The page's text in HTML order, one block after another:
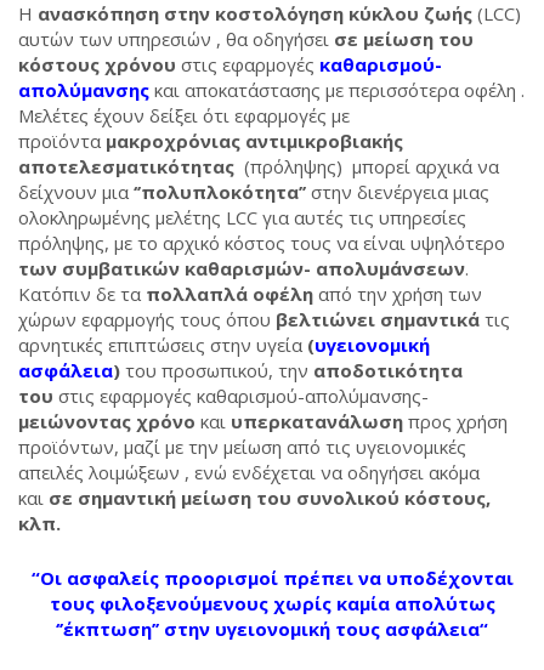
Η ανασκόπηση στην κοστολόγηση κύκλου ζωής (LCC)
αυτών των υπηρεσιών , θα οδηγήσει σε μείωση του
κόστους χρόνου στις εφαρμογές καθαρισμού-
απολύμανσης και αποκατάστασης με περισσότερα οφέλη .
Μελέτες έχουν δείξει ότι εφαρμογές με
προϊόντα μακροχρόνιας αντιμικροβιακής
αποτελεσματικότητας (πρόληψης) μπορεί αρχικά να
δείχνουν μια ‘’πολυπλοκότητα’’ στην διενέργεια μιας
ολοκληρωμένης μελέτης LCC για αυτές τις υπηρεσίες
πρόληψης, με το αρχικό κόστος τους να είναι υψηλότερο
των συμβατικών καθαρισμών- απολυμάνσεων.
Κατόπιν δε τα πολλαπλά οφέλη από την χρήση των
χώρων εφαρμογής τους όπου βελτιώνει σημαντικά τις
αρνητικές επιπτώσεις στην υγεία (υγειονομική
ασφάλεια) του προσωπικού, την αποδοτικότητα
του στις εφαρμογές καθαρισμού-απολύμανσης-
μειώνοντας χρόνο και υπερκατανάλωση προς χρήση
προϊόντων, μαζί με την μείωση από τις υγειονομικές
απειλές λοιμώξεων , ενώ ενδέχεται να οδηγήσει ακόμα
και σε σημαντική μείωση του συνολικού κόστους,
κλπ.
“Οι ασφαλείς προορισμοί πρέπει να υποδέχονται
τους φιλοξενούμενους χωρίς καμία απολύτως
‘’έκπτωση’’ στην υγειονομική τους ασφάλεια“